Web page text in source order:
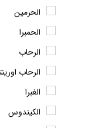
الحرمین
الحمبرا
الرحاب
الرحاب
الغبرا
الکیندوس